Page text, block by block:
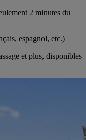
2 minutes du
espagnol, etc.)
et plus, disponibles